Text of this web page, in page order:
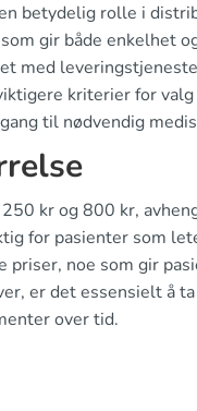
betydelig rolle i
gir både enkelhet
med
kriterier for
til nødvendig
kr og 800 kr,
for pasienter som
noe som gir
er det essensielt å
over tid.